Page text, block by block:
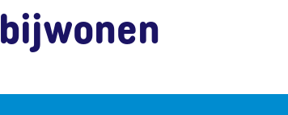
bijwonen